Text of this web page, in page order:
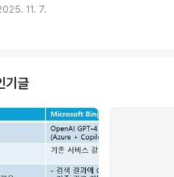
금제 가입율을 이야기 하였다. 사용자들
은 정확한 사용자층을 겨냥 할 수 있
는 것이 좋은 예가 될 수 있다. IDG에서는
주었던 트렌드를 10개 정도로 요약해서 정
. 단말의 고도화는 당연히 고가의 CPU와
구하며, 가격의 상승으로 자연스럽게
. Premium Phone들은 ..
11. 7.
기글